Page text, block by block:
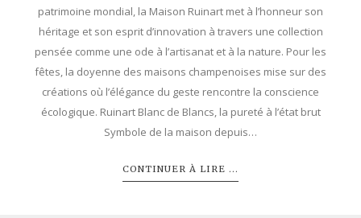
patrimoine mondial, la Maison Ruinart met à l’honneur son
héritage et son esprit d’innovation à travers une collection
pensée comme une ode à l’artisanat et à la nature. Pour les
fêtes, la doyenne des maisons champenoises mise sur des
créations où l’élégance du geste rencontre la conscience
écologique. Ruinart Blanc de Blancs, la pureté à l’état brut
Symbole de la maison depuis…
CONTINUER À LIRE ...